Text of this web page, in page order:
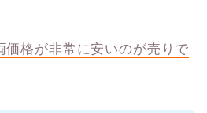
価格が非常に安いのが売りで